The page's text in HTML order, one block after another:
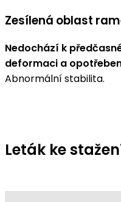
Zesílená oblast
Nedochází k
deformaci a
Abnormální stabilita.
Leták ke